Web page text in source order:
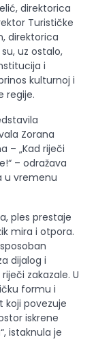
direktorica
Turističke
direktorica
uz ostalo,
i
kulturnoj i
regije.
Zorana
– „Kad riječi
– odražava
u vremenu
ples prestaje
mira i otpora.
dijalog i
zakazale. U
formu i
koji povezuje
iskrene
istaknula je